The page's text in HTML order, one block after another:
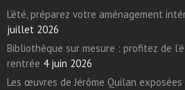
L’été, préparez votre aménagement
juillet 2026
Bibliothèque sur mesure : profitez de
rentrée 4 juin 2026
Les œuvres de Jérôme Quilan